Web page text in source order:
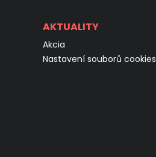
AKTUALITY
Akcia
Nastavení souborů cookies